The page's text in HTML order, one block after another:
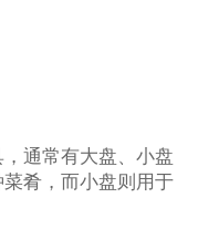
通常有大盘、小盘
肴，而小盘则用于